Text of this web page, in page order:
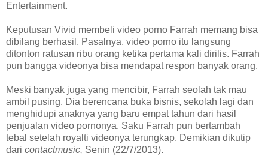
Entertainment.
Keputusan Vivid membeli video porno Farrah memang bisa
dibilang berhasil. Pasalnya, video porno itu langsung
ditonton ratusan ribu orang ketika pertama kali dirilis. Farrah
pun bangga videonya bisa mendapat respon banyak orang.
Meski banyak juga yang mencibir, Farrah seolah tak mau
ambil pusing. Dia berencana buka bisnis, sekolah lagi dan
menghidupi anaknya yang baru empat tahun dari hasil
penjualan video pornonya. Saku Farrah pun bertambah
tebal setelah royalti videonya terungkap. Demikian dikutip
dari contactmusic, Senin (22/7/2013).